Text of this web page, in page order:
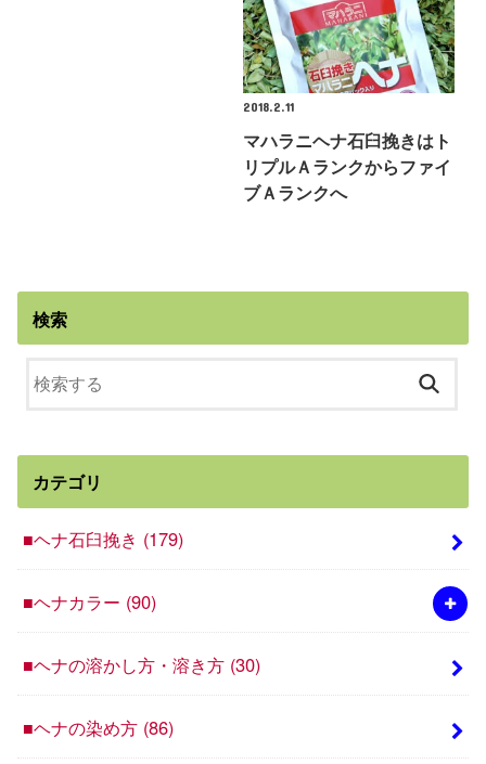
2018.2.11
マハラニヘナ石臼挽きはト
リプルＡランクからファイ
ブＡランクへ
検索
カテゴリ
■ヘナ石臼挽き (179)
■ヘナカラー (90)
■ヘナの溶かし方・溶き方 (30)
■ヘナの染め方 (86)